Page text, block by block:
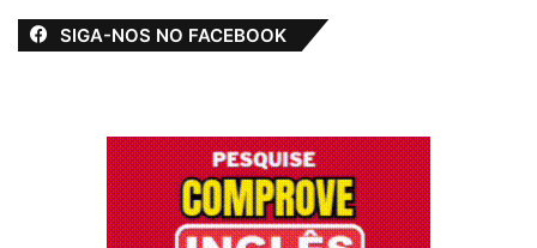
SIGA-NOS NO FACEBOOK